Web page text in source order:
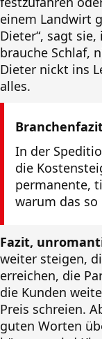
einem Landwirt
Dieter“, sagt
brauche Schlaf,
Dieter nickt ins
alles.
In der
die
permanente,
warum das so
Fazit,
weiter steigen,
erreichen, die
die Kunden
Preis schreien.
guten Worten